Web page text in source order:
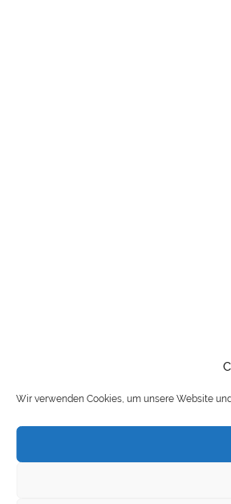
Wir verwenden Cookies, um unsere Website